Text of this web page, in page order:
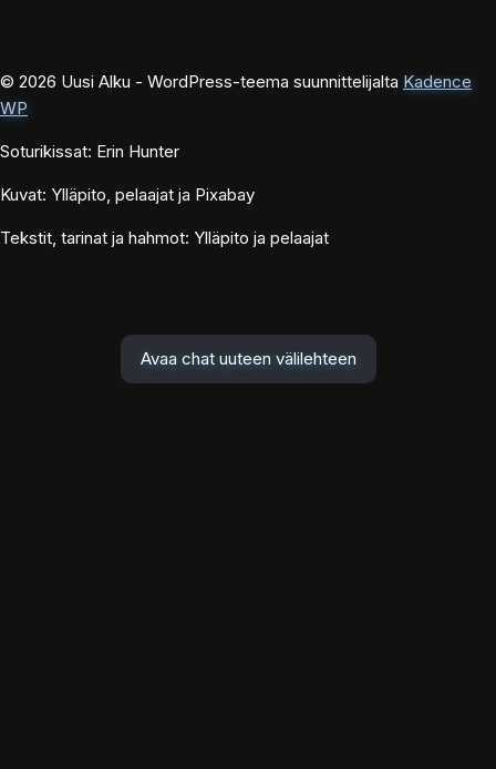
© 2026 Uusi Alku - WordPress-teema suunnittelijalta Kadence
WP
Soturikissat: Erin Hunter
Kuvat: Ylläpito, pelaajat ja Pixabay
Tekstit, tarinat ja hahmot: Ylläpito ja pelaajat
Avaa chat uuteen välilehteen